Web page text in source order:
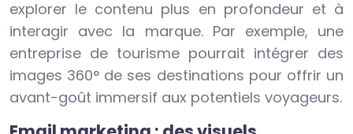
explorer le contenu plus en profondeur et à
interagir avec la marque. Par exemple, une
entreprise de tourisme pourrait intégrer des
images 360° de ses destinations pour offrir un
avant-goût immersif aux potentiels voyageurs.